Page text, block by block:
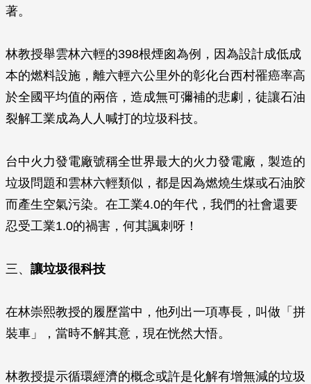
著。
林教授舉雲林六輕的398根煙囪為例，因為設計成低成
本的燃料設施，離六輕六公里外的彰化台西村罹癌率高
於全國平均值的兩倍，造成無可彌補的悲劇，徒讓石油
裂解工業成為人人喊打的垃圾科技。
台中火力發電廠號稱全世界最大的火力發電廠，製造的
垃圾問題和雲林六輕類似，都是因為燃燒生煤或石油胶
而產生空氣污染。在工業4.0的年代，我們的社會還要
忍受工業1.0的禍害，何其諷刺呀！
三、 讓垃圾很科技
在林崇熙教授的履歷當中，他列出一項專長，叫做「拼
裝車」，當時不解其意，現在恍然大悟。
林教授提示循環經濟的概念或許是化解有增無減的垃圾